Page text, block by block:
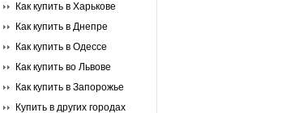
Как купить в Харькове
Как купить в Днепре
Как купить в Одессе
Как купить во Львове
Как купить в Запорожье
Купить в других городах